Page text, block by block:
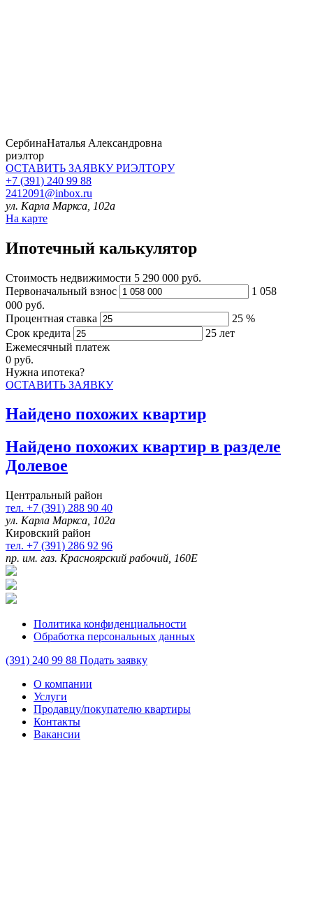
СербинаНаталья Александровна
риэлтор
ОСТАВИТЬ ЗАЯВКУРИЭЛТОРУ
+7 (391) 240 99 88
2412091@inbox.ru
ул. Карла Маркса, 102а
На карте
Ипотечный калькулятор
Стоимость недвижимости 5 290 000 руб.
Первоначальный взнос
1 058
000 руб.
Процентная ставка
25 %
Срок кредита
25 лет
Ежемесячный платеж
0 руб.
Нужна ипотека?
ОСТАВИТЬ ЗАЯВКУ
Найдено похожих квартир
Найдено похожих квартир в разделе
Долевое
Центральный район
тел. +7 (391) 288 90 40
ул. Карла Маркса, 102а
Кировский район
тел. +7 (391) 286 92 96
пр. им. газ. Красноярский рабочий, 160Е
Политика конфиденциальности
Обработка персональных данных
(391) 240 99 88 Подать заявку
О компании
Услуги
Продавцу/покупателю квартиры
Контакты
Вакансии